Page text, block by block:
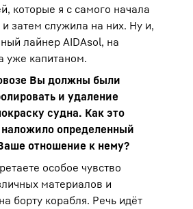
которые я с самого начала
затем служила на них. Ну и,
лайнер AIDAsol, на
уже капитаном.
Вы должны были
и удаление
судна. Как это
определенный
отношение к нему?
особое чувство
материалов и
борту корабля. Речь идёт